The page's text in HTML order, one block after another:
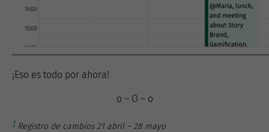
¡Eso es todo por ahora!
o – O – o
1 Registro de cambios 21 abril – 28 mayo